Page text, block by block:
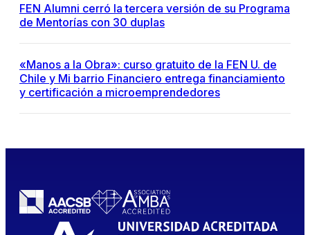
FEN Alumni cerró la tercera versión de su Programa
de Mentorías con 30 duplas
«Manos a la Obra»: curso gratuito de la FEN U. de
Chile y Mi barrio Financiero entrega financiamiento
y certificación a microemprendedores